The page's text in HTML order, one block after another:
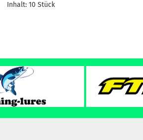
Inhalt: 10 Stück